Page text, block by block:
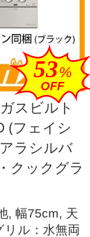
53%
OFF
スビルト
(フェイシ
ラシルバ
クックグラ
, 幅75cm, 天
ル：水無両